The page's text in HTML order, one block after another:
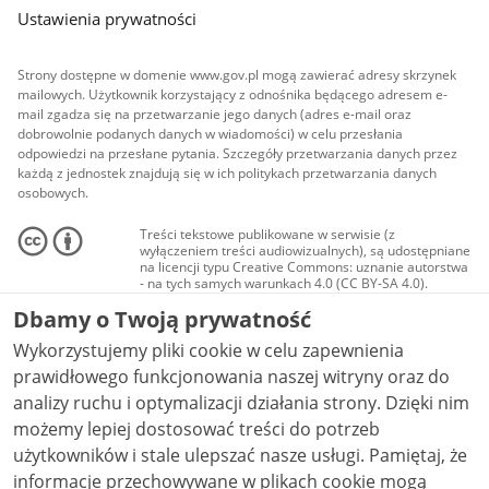
Ustawienia prywatności
Strony dostępne w domenie www.gov.pl mogą zawierać adresy skrzynek
mailowych. Użytkownik korzystający z odnośnika będącego adresem e-
mail zgadza się na przetwarzanie jego danych (adres e-mail oraz
dobrowolnie podanych danych w wiadomości) w celu przesłania
odpowiedzi na przesłane pytania. Szczegóły przetwarzania danych przez
każdą z jednostek znajdują się w ich politykach przetwarzania danych
osobowych.
Treści tekstowe publikowane w serwisie (z
wyłączeniem treści audiowizualnych), są udostępniane
na licencji typu Creative Commons: uznanie autorstwa
- na tych samych warunkach 4.0 (CC BY-SA 4.0).
Materiały audiowizualne, w tym zdjęcia, materiały
audio i wideo, są udostępniane na licencji typu
Creative Commons: uznanie autorstwa użycie
niekomercyjne - bez utworów zależnych 4.0 (CC BY-
NC-ND 4.0), o ile nie jest to stwierdzone inaczej.
Dbamy o Twoją prywatność
Wykorzystujemy pliki cookie w celu zapewnienia
prawidłowego funkcjonowania naszej witryny oraz do
analizy ruchu i optymalizacji działania strony. Dzięki nim
możemy lepiej dostosować treści do potrzeb
użytkowników i stale ulepszać nasze usługi. Pamiętaj, że
informacje przechowywane w plikach cookie mogą